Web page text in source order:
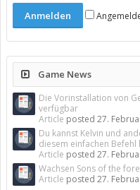
Game News
Die Vorinstallation von
verfügbar
Article posted 27.
Du kannst Kelvin und
diesem einfachen Befehl
Article posted 27.
Wachsen Sons of the
Article posted 27.